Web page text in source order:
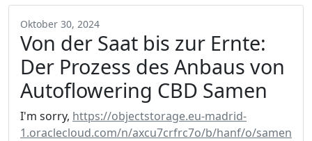
Oktober 30, 2024
Von der Saat bis zur Ernte:
Der Prozess des Anbaus von
Autoflowering CBD Samen
I'm sorry, https://objectstorage.eu-madrid-
1.oraclecloud.com/n/axcu7crfrc7o/b/hanf/o/samen